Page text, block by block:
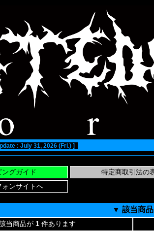
: July 31, 2026 (Fri.) ]
▼ 該当商品
当商品が 1 件あります